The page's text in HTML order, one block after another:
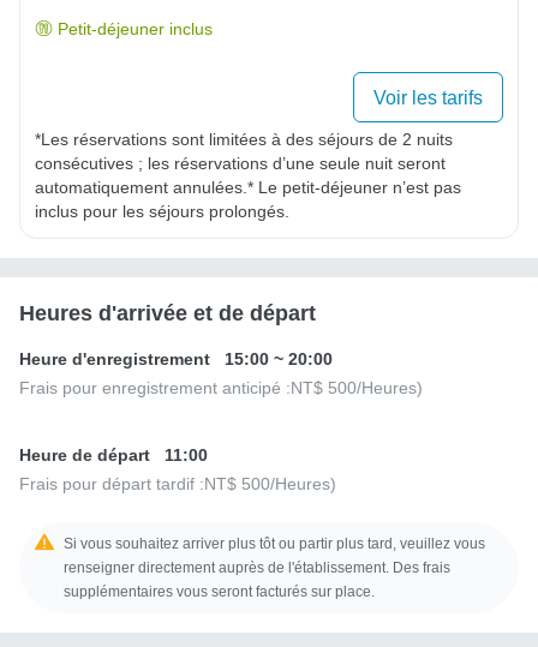
Petit-déjeuner inclus
Voir les tarifs
*Les réservations sont limitées à des séjours de 2 nuits
consécutives ; les réservations d’une seule nuit seront
automatiquement annulées.* Le petit-déjeuner n’est pas
inclus pour les séjours prolongés.
Heures d'arrivée et de départ
Heure d'enregistrement 15:00 ~ 20:00
Frais pour enregistrement anticipé :NT$ 500/Heures)
Heure de départ
11:00
Frais pour départ tardif :NT$ 500/Heures)
Si vous souhaitez arriver plus tôt ou partir plus tard, veuillez vous
renseigner directement auprès de l'établissement. Des frais
supplémentaires vous seront facturés sur place.